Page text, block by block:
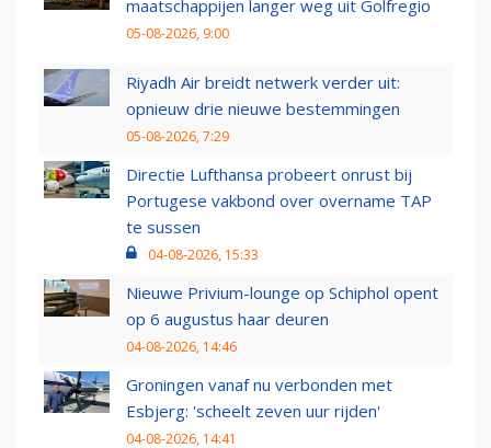
maatschappijen langer weg uit Golfregio
05-08-2026, 9:00
Riyadh Air breidt netwerk verder uit:
opnieuw drie nieuwe bestemmingen
05-08-2026, 7:29
Directie Lufthansa probeert onrust bij
Portugese vakbond over overname TAP
te sussen
04-08-2026, 15:33
Nieuwe Privium-lounge op Schiphol opent
op 6 augustus haar deuren
04-08-2026, 14:46
Groningen vanaf nu verbonden met
Esbjerg: 'scheelt zeven uur rijden'
04-08-2026, 14:41